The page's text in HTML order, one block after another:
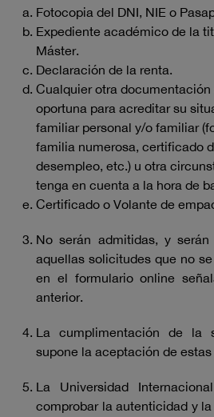
Fotocopia del DNI, NIE o
Expediente académico de la
Máster.
Declaración de la renta.
Cualquier otra documentación
oportuna para acreditar su
familiar personal y/o familiar
familia numerosa, certificado
desempleo, etc.) u otra
tenga en cuenta a la hora de
Certificado o Volante de
No serán admitidas, y
aquellas solicitudes que no
en el formulario online
anterior.
La cumplimentación de la
supone la aceptación de estas
La Universidad
comprobar la autenticidad y